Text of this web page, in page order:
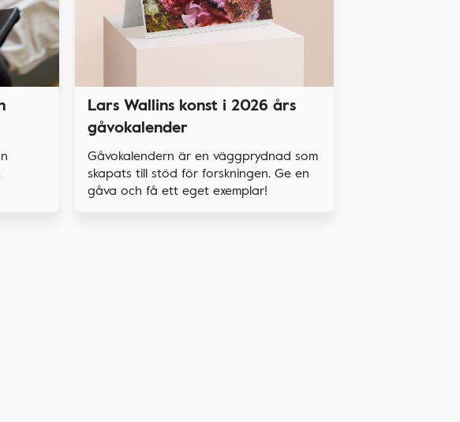
Lars Wallins konst i 2026 års
gåvokalender
Gåvokalendern är en väggprydnad som
skapats till stöd för forskningen. Ge en
gåva och få ett eget exemplar!